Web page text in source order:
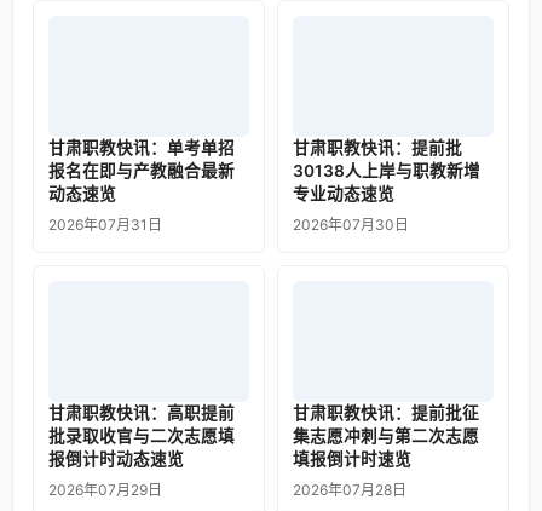
甘肃职教快讯：单考单招
报名在即与产教融合最新
动态速览
2026年07月31日
甘肃职教快讯：提前批
30138人上岸与职教新增
专业动态速览
2026年07月30日
甘肃职教快讯：高职提前
批录取收官与二次志愿填
报倒计时动态速览
2026年07月29日
甘肃职教快讯：提前批征
集志愿冲刺与第二次志愿
填报倒计时速览
2026年07月28日